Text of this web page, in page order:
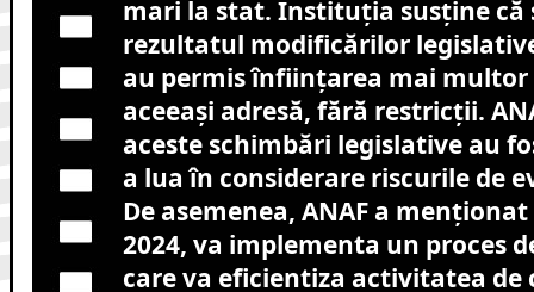
mari la stat. Instituția susține că
rezultatul modificărilor
au permis înființarea mai multor
aceeași adresă, fără restricții.
aceste schimbări legislative au
a lua în considerare riscurile de
De asemenea, ANAF a
2024, va implementa un proces
care va eficientiza activitatea de